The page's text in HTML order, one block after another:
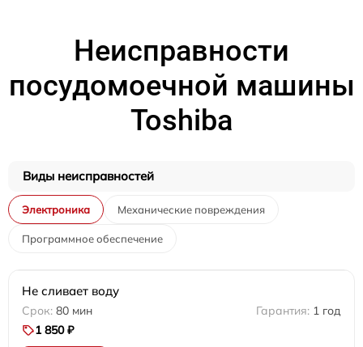
Неисправности
посудомоечной машины
Toshiba
Виды неисправностей
Электроника Механические повреждения
Программное обеспечение
Не сливает воду
80 мин
1 год
1 850 ₽